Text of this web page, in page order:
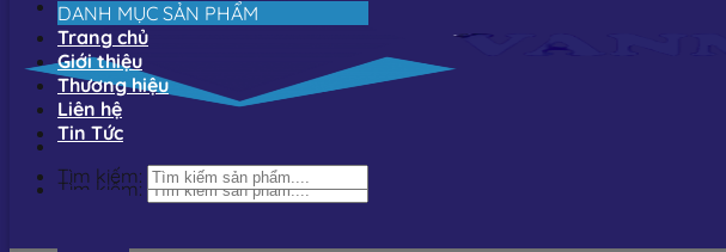
Tìm kiếm:
DANH MỤC SẢN PHẨM
Trang chủ
Giới thiệu
Thương hiệu
Liên hệ
Tin Tức
Tìm kiếm: